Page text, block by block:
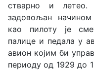
стварно и
задовољан
као пилоту је
палице и педала у
авион којим би
периоду од 1929 до